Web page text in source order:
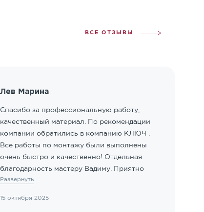
ВСЕ ОТЗЫВЫ
Лев Марина
Спасибо за профессиональную работу,
качественный материал. По рекомендации
компании обратились в компанию КЛЮЧ .
Все работы по монтажу были выполнены
очень быстро и качественно! Отдельная
благодарность мастеру Вадиму. Приятно
иметь дело с профессионалами!
Развернуть
15 октября 2025